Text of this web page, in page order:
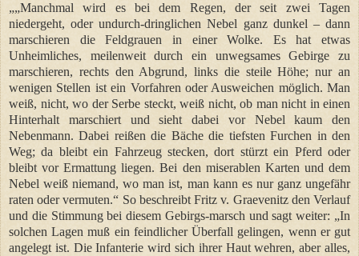
„„Manchmal wird es bei dem Regen, der seit zwei Tagen
niedergeht, oder undurch-dringlichen Nebel ganz dunkel – dann
marschieren die Feldgrauen in einer Wolke. Es hat etwas
Unheimliches, meilenweit durch ein unwegsames Gebirge zu
marschieren, rechts den Abgrund, links die steile Höhe; nur an
wenigen Stellen ist ein Vorfahren oder Ausweichen möglich. Man
weiß, nicht, wo der Serbe steckt, weiß nicht, ob man nicht in einen
Hinterhalt marschiert und sieht dabei vor Nebel kaum den
Nebenmann. Dabei reißen die Bäche die tiefsten Furchen in den
Weg; da bleibt ein Fahrzeug stecken, dort stürzt ein Pferd oder
bleibt vor Ermattung liegen. Bei den miserablen Karten und dem
Nebel weiß niemand, wo man ist, man kann es nur ganz ungefähr
raten oder vermuten.“ So beschreibt Fritz v. Graevenitz den Verlauf
und die Stimmung bei diesem Gebirgs-marsch und sagt weiter: „In
solchen Lagen muß ein feindlicher Überfall gelingen, wenn er gut
angelegt ist. Die Infanterie wird sich ihrer Haut wehren, aber alles,